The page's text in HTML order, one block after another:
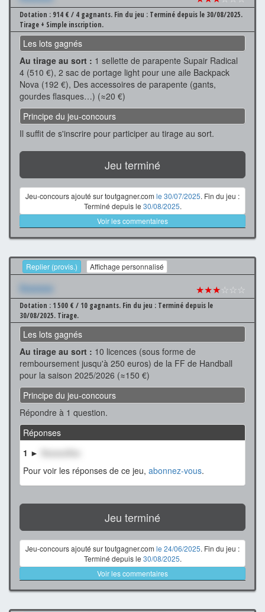
Dotation : 914 € / 4 gagnants. Fin du jeu : Terminé depuis le 30/08/2025.
Tirage + Simple inscription.
Les lots gagnés
Au tirage au sort : 1 sellette de parapente Supair Radical
4 (510 €), 2 sac de portage light pour une aile Backpack
Nova (192 €), Des accessoires de parapente (gants,
gourdes flasques…) (≈20 €)
Principe du jeu-concours
Il suffit de s'inscrire pour participer au tirage au sort.
Jeu terminé
Jeu-concours ajouté sur toutgagner.com le 30/07/2025. Fin du jeu :
Terminé depuis le 30/08/2025.
Voir les commentaires
Replier (provis.) Affichage personnalisé
Xxxxxxx ★★★☆☆☆
Dotation : 1 500 € / 10 gagnants. Fin du jeu : Terminé depuis le
30/08/2025. Tirage.
Les lots gagnés
Au tirage au sort : 10 licences (sous forme de
remboursement jusqu'à 250 euros) de la FF de Handball
pour la saison 2025/2026 (≈150 €)
Principe du jeu-concours
Répondre à 1 question.
Réponses
1 ►
XxxxxxXxx
Pour voir les réponses de ce jeu, abonnez-vous.
Jeu terminé
Jeu-concours ajouté sur toutgagner.com le 24/06/2025. Fin du jeu :
Terminé depuis le 30/08/2025.
Voir les commentaires